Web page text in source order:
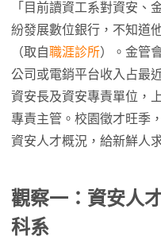
「目前讀資工系對資安、
紛發展數位銀行，不知道
（取自職涯診所）。金管
公司或電銷平台收入占最
資安長及資安專責單位，
專責主管。校園徵才旺季
資安人才概況，給新鮮人
觀察一：資安人
科系